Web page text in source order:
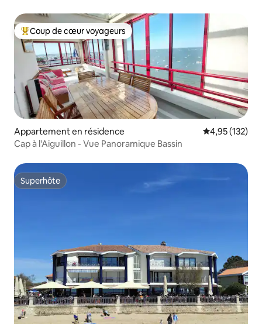
Coups de cœur voyageurs les plus appréciés
Coup de cœur voyageurs
Appartement en résidence Évaluation
4,95 (132)
Cap à l'Aiguillon - Vue Panoramique Bassin
Superhôte
Superhôte